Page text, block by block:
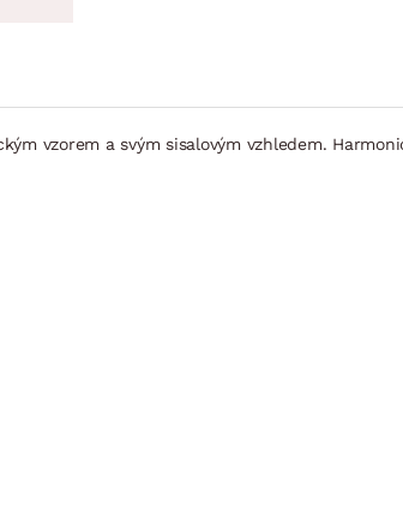
vzorem a svým sisalovým vzhledem.